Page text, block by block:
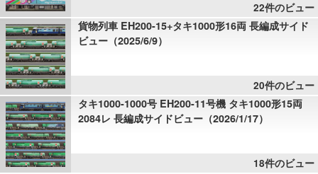
22件のビュー
貨物列車 EH200-15+タキ1000形16両 長編成サイド
ビュー（2025/6/9）
20件のビュー
タキ1000-1000号 EH200-11号機 タキ1000形15両
2084レ 長編成サイドビュー（2026/1/17）
18件のビュー